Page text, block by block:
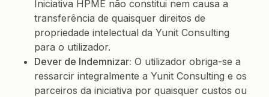
Iniciativa HPME não constitui nem causa a
transferência de quaisquer direitos de
propriedade intelectual da Yunit Consulting
para o utilizador.
Dever de Indemnizar: O utilizador obriga-se a
ressarcir integralmente a Yunit Consulting e os
parceiros da iniciativa por quaisquer custos ou